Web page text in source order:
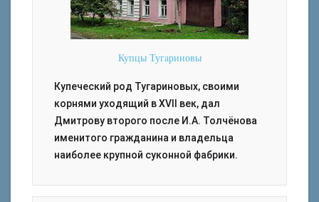
Купцы Тугариновы
Купеческий род Тугариновых, своими
корнями уходящий в XVII век, дал
Дмитрову второго после И.А. Толчёнова
именитого гражданина и владельца
наиболее крупной суконной фабрики.